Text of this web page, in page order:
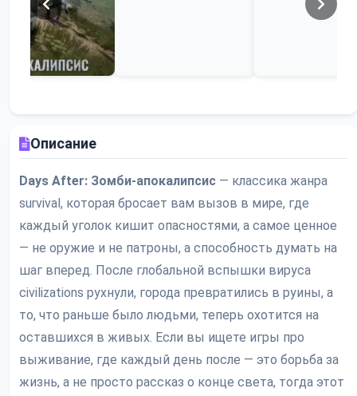
Описание
Days After: Зомби-апокалипсис — классика жанра
survival, которая бросает вам вызов в мире, где
каждый уголок кишит опасностями, а самое ценное
— не оружие и не патроны, а способность думать на
шаг вперед. После глобальной вспышки вируса
civilizations рухнули, города превратились в руины, а
то, что раньше было людьми, теперь охотится на
оставшихся в живых. Если вы ищете игры про
выживание, где каждый день после — это борьба за
жизнь, а не просто рассказ о конце света, тогда этот